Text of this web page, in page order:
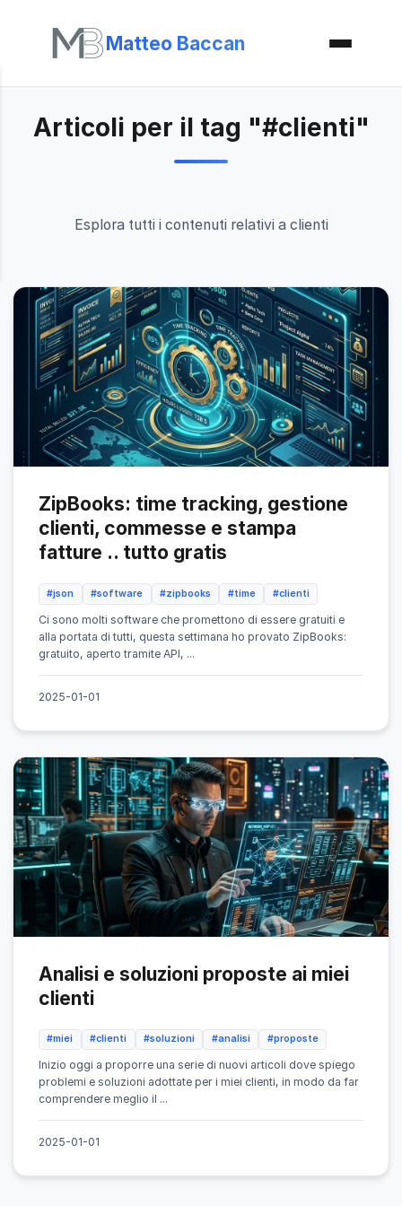
Matteo Baccan
Articoli per il tag "#clienti"
Esplora tutti i contenuti relativi a clienti
ZipBooks: time tracking, gestione
clienti, commesse e stampa
fatture .. tutto gratis
#json #software #zipbooks #time #clienti
Ci sono molti software che promettono di essere gratuiti e
alla portata di tutti, questa settimana ho provato ZipBooks:
gratuito, aperto tramite API, ...
2025-01-01
Analisi e soluzioni proposte ai miei
clienti
#miei #clienti #soluzioni #analisi #proposte
Inizio oggi a proporre una serie di nuovi articoli dove spiego
problemi e soluzioni adottate per i miei clienti, in modo da far
comprendere meglio il ...
2025-01-01